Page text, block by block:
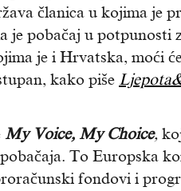
članica u kojima je
je pobačaj u potpunosti
je i Hrvatska, moći
kako piše
My Voice, My Choice,
To Europska
fondovi i